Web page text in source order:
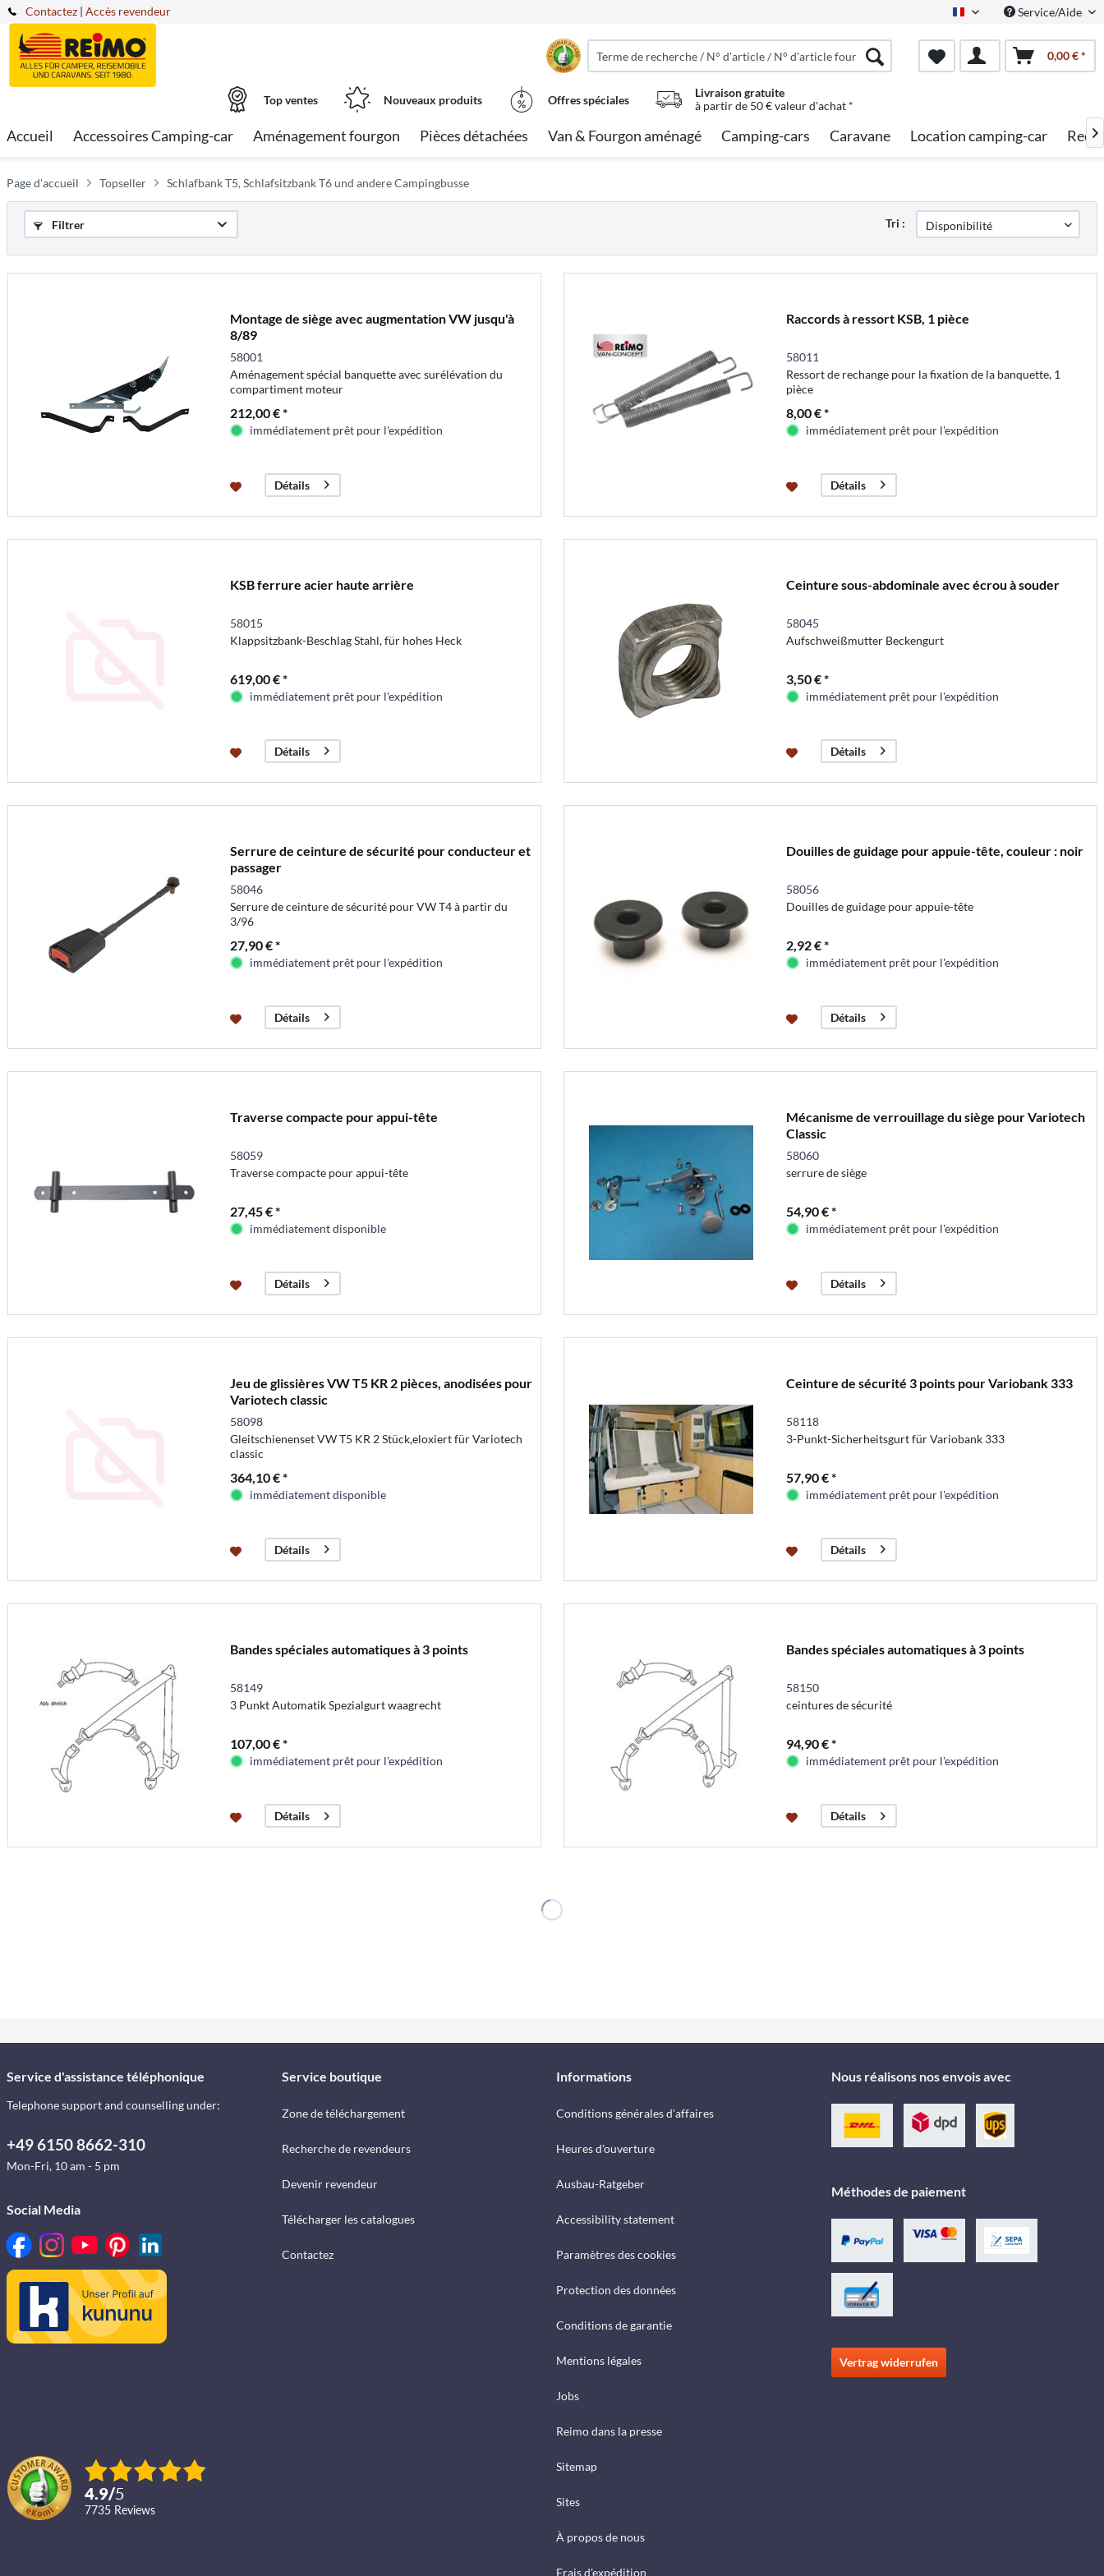
Contactez French Service/Aide
| Accès revendeur
0,00 € *
Top ventes Nouveaux produits Offres spéciales
Livraison gratuite
à partir de 50 € valeur d'achat *
Accueil Accessoires Camping-car Aménagement fourgon Pièces détachées Van & Fourgon aménagé Camping-cars Caravane Location camping-car 
Page d'accueil Topseller Schlafbank T5, Schlafsitzbank T6 und andere Campingbusse
Filtrer Tri :
Montage de siège avec augmentation VW jusqu'à
8/89
58001
Aménagement spécial banquette avec surélévation du
compartiment moteur
212,00 € *
immédiatement prêt pour l'expédition
Détails
Raccords à ressort KSB, 1 pièce
58011
Ressort de rechange pour la fixation de la banquette, 1
pièce
8,00 € *
immédiatement prêt pour l'expédition
Détails
KSB ferrure acier haute arrière
58015
Klappsitzbank-Beschlag Stahl, für hohes Heck
619,00 € *
immédiatement prêt pour l'expédition
Détails
Ceinture sous-abdominale avec écrou à souder
58045
Aufschweißmutter Beckengurt
3,50 € *
immédiatement prêt pour l'expédition
Détails
Serrure de ceinture de sécurité pour conducteur et
passager
58046
Serrure de ceinture de sécurité pour VW T4 à partir du
3/96
27,90 € *
immédiatement prêt pour l'expédition
Détails
Douilles de guidage pour appuie-tête, couleur : noir
58056
Douilles de guidage pour appuie-tête
2,92 € *
immédiatement prêt pour l'expédition
Détails
Traverse compacte pour appui-tête
58059
Traverse compacte pour appui-tête
27,45 € *
immédiatement disponible
Détails
Mécanisme de verrouillage du siège pour Variotech
Classic
58060
serrure de siège
54,90 € *
immédiatement prêt pour l'expédition
Détails
Jeu de glissières VW T5 KR 2 pièces, anodisées pour
Variotech classic
58098
Gleitschienenset VW T5 KR 2 Stück,eloxiert für Variotech
classic
364,10 € *
immédiatement disponible
Détails
Ceinture de sécurité 3 points pour Variobank 333
58118
3-Punkt-Sicherheitsgurt für Variobank 333
57,90 € *
immédiatement prêt pour l'expédition
Détails
Bandes spéciales automatiques à 3 points
58149
3 Punkt Automatik Spezialgurt waagrecht
107,00 € *
immédiatement prêt pour l'expédition
Détails
Bandes spéciales automatiques à 3 points
58150
ceintures de sécurité
94,90 € *
immédiatement prêt pour l'expédition
Détails
Service d'assistance téléphonique
Telephone support and counselling under:
+49 6150 8662-310
Mon-Fri, 10 am - 5 pm
Social Media
4.9/5
7735 reviews
Service boutique
Zone de téléchargement
Recherche de revendeurs
Devenir revendeur
Télécharger les catalogues
Contactez
Informations
Conditions générales d'affaires
Heures d'ouverture
Ausbau-Ratgeber
Accessibility statement
Paramètres des cookies
Protection des données
Conditions de garantie
Mentions légales
Jobs
Reimo dans la presse
Sitemap
Sites
À propos de nous
Frais d'expédition
Nous réalisons nos envois avec
Méthodes de paiement
Vertrag widerrufen